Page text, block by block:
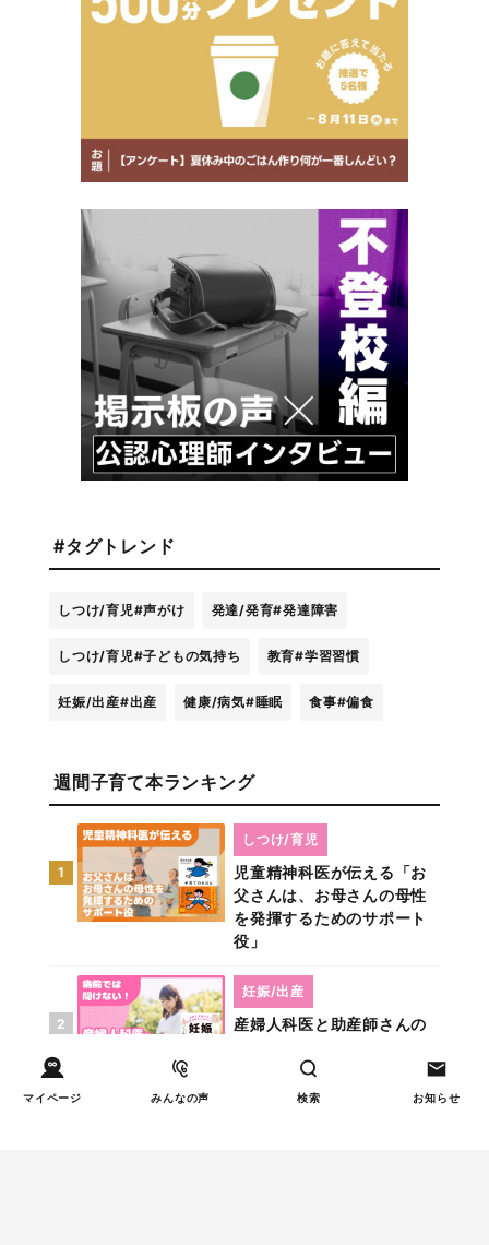
マイページ みんなの声 検索 お知らせ
#タグトレンド
しつけ/育児#声がけ 発達/発育#発達障害
しつけ/育児#子どもの気持ち 教育#学習習慣
妊娠/出産#出産 健康/病気#睡眠 食事#偏食
週間子育て本ランキング
1
児童精神科医が伝える「お
父さんは、お母さんの母性
を発揮するためのサポート
役」
しつけ/育児
2
産婦人科医と助産師さんの
妊娠/出産
発達/発育